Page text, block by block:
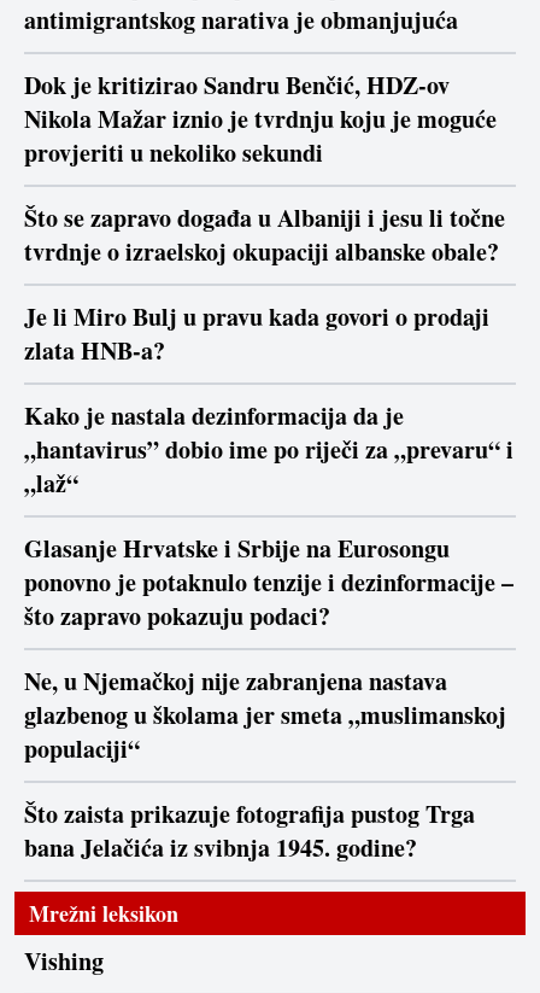
antimigrantskog narativa je obmanjujuća
Dok je kritizirao Sandru Benčić, HDZ-ov
Nikola Mažar iznio je tvrdnju koju je moguće
provjeriti u nekoliko sekundi
Što se zapravo događa u Albaniji i jesu li točne
tvrdnje o izraelskoj okupaciji albanske obale?
Je li Miro Bulj u pravu kada govori o prodaji
zlata HNB-a?
Kako je nastala dezinformacija da je
„hantavirus” dobio ime po riječi za „prevaru“ i
„laž“
Glasanje Hrvatske i Srbije na Eurosongu
ponovno je potaknulo tenzije i dezinformacije –
što zapravo pokazuju podaci?
Ne, u Njemačkoj nije zabranjena nastava
glazbenog u školama jer smeta „muslimanskoj
populaciji“
Što zaista prikazuje fotografija pustog Trga
bana Jelačića iz svibnja 1945. godine?
Mrežni leksikon
Vishing